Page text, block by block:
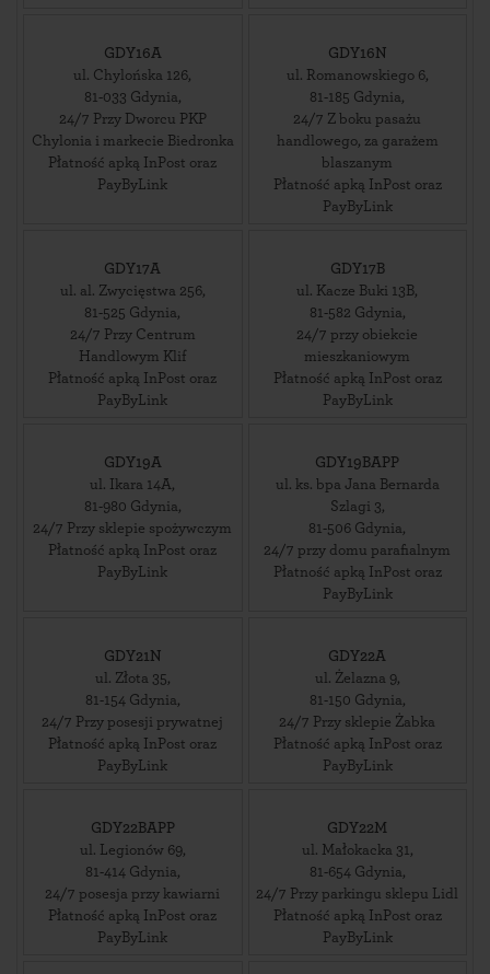
GDY16A
ul. Chylońska 126,
81-033 Gdynia,
24/7 Przy Dworcu PKP
Chylonia i markecie Biedronka
Płatność apką InPost oraz
PayByLink
GDY16N
ul. Romanowskiego 6,
81-185 Gdynia,
24/7 Z boku pasażu
handlowego, za garażem
blaszanym
Płatność apką InPost oraz
PayByLink
GDY17A
ul. al. Zwycięstwa 256,
81-525 Gdynia,
24/7 Przy Centrum
Handlowym Klif
Płatność apką InPost oraz
PayByLink
GDY17B
ul. Kacze Buki 13B,
81-582 Gdynia,
24/7 przy obiekcie
mieszkaniowym
Płatność apką InPost oraz
PayByLink
GDY19A
ul. Ikara 14A,
81-980 Gdynia,
24/7 Przy sklepie spożywczym
Płatność apką InPost oraz
PayByLink
GDY19BAPP
ul. ks. bpa Jana Bernarda
Szlagi 3,
81-506 Gdynia,
24/7 przy domu parafialnym
Płatność apką InPost oraz
PayByLink
GDY21N
ul. Złota 35,
81-154 Gdynia,
24/7 Przy posesji prywatnej
Płatność apką InPost oraz
PayByLink
GDY22A
ul. Żelazna 9,
81-150 Gdynia,
24/7 Przy sklepie Żabka
Płatność apką InPost oraz
PayByLink
GDY22BAPP
ul. Legionów 69,
81-414 Gdynia,
24/7 posesja przy kawiarni
Płatność apką InPost oraz
PayByLink
GDY22M
ul. Małokacka 31,
81-654 Gdynia,
24/7 Przy parkingu sklepu Lidl
Płatność apką InPost oraz
PayByLink